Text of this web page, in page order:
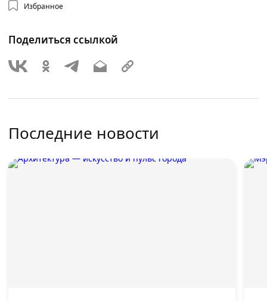
Избранное
Поделиться ссылкой
Последние новости